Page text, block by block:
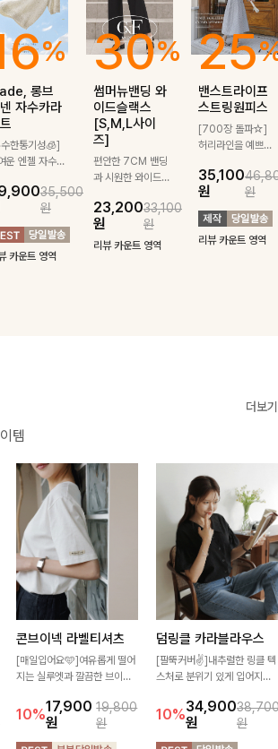
%
롱브
자수카라
한통기성🧊]
운 엔젤 자수
어주는 니트:)
와 버튼 디테
밋밋함을 덜
고 린넨 혼방
로 입자마자
35,500
원
카운트 영역
30%
썸머뉴밴딩 와
이드슬랙스
[S,M,L사이
즈]
편안한 7CM 밴딩
과 시원한 와이드
로 여름 잡아보자 !
23,200
원
33,100
원
리뷰 카운트 영역
25
밴스트라이프
스트링원피스
[700장 돌파☆]
허리라인을 예쁘게
깔끔한 스트라이프
패턴에 링클프리!
💙플레어지는 롱한
기장감까지 완벽한
데일리 원피스:B
35,100
원
원
리뷰 카운트 영역
더보기
템
콘브이넥 라벨티셔츠
[매일입어요🩵]여유롭게 떨어
지는 실루엣과 깔끔한 브이넥
좋은 티셔츠- 소매 라벨 디테
일이 은은한 포인트를 더해 심
플하면서도 센스 있는 스타일
10%17,900
원
19,800
원
덤링클 카라블라우스
[팔뚝커버✌]내추럴한 링클 텍
스처로 분위기 있게 입어지는
인에 여유로운 소매핏 더해져
여리하면서도 시원한 무드로
즐기기 좋아요-
10%34,900
원
원